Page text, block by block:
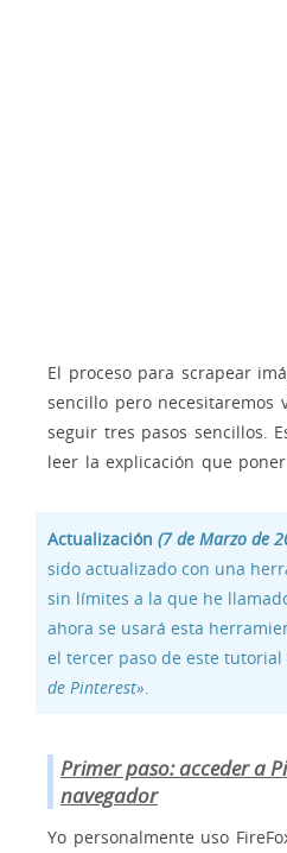
El proceso para scrapear
sencillo pero necesitaremos
seguir tres pasos sencillos.
leer la explicación que
Actualización (7 de Marzo de
sido actualizado con una
sin límites a la que he
ahora se usará esta
el tercer paso de este tutorial
de Pinterest».
Primer paso: acceder a
navegador
Yo personalmente uso